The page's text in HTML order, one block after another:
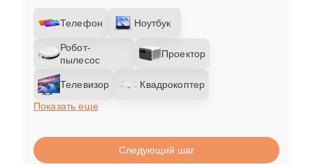
Телефон Ноутбук
Робот-
пылесос
Проектор
Телевизор
Квадрокоптер
Показать еще
Следующий шаг